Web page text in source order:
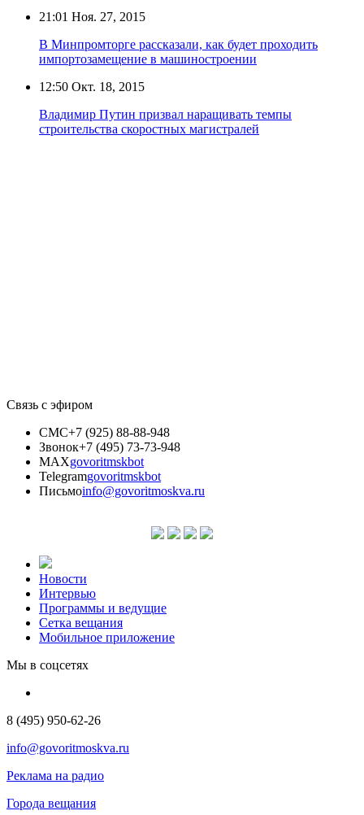
21:01 Ноя. 27, 2015
В Минпромторге рассказали, как будет проходить
импортозамещение в машиностроении
12:50 Окт. 18, 2015
Владимир Путин призвал наращивать темпы
строительства скоростных магистралей
Связь с эфиром
СМС+7 (925) 88-88-948
Звонок+7 (495) 73-73-948
MAXgovoritmskbot
Telegramgovoritmskbot
Письмоinfo@govoritmoskva.ru
Новости
Интервью
Программы и ведущие
Сетка вещания
Мобильное приложение
Мы в соцсетях
8 (495) 950-62-26
info@govoritmoskva.ru
Реклама на радио
Города вещания